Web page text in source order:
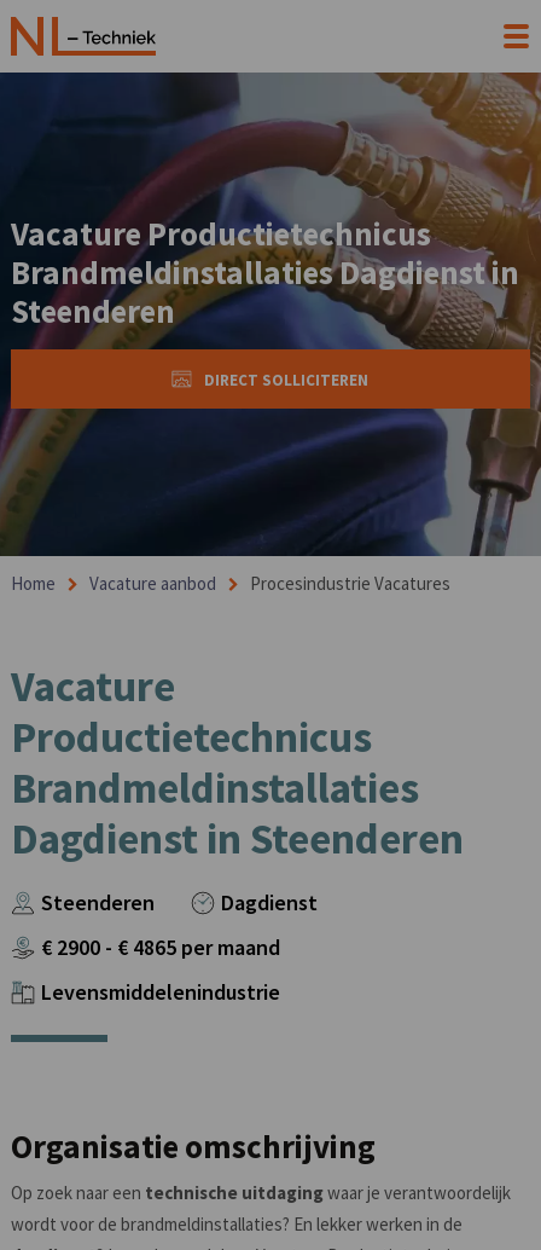
Vacature Productietechnicus
Brandmeldinstallaties Dagdienst in
Steenderen
DIRECT SOLLICITEREN
Home Vacature aanbod Procesindustrie Vacatures
Vacature
Productietechnicus
Brandmeldinstallaties
Dagdienst in Steenderen
Steenderen
Dagdienst
€ 2900 - € 4865 per maand
Levensmiddelenindustrie
Organisatie omschrijving
Op zoek naar een technische uitdagingwaar je verantwoordelijk
wordt voor de brandmeldinstallaties? En lekker werken in de